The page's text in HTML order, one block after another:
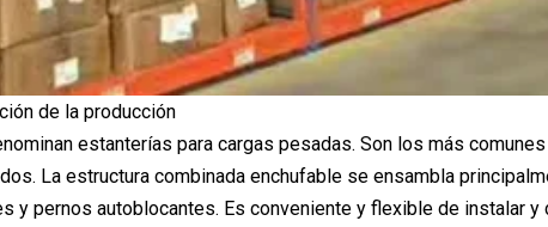
de la producción
estanterías para cargas pesadas. Son los más
La estructura combinada enchufable se ensambla
y pernos autoblocantes. Es conveniente y flexible de instalar